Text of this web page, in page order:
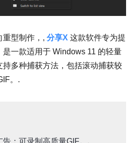
重型制作，, 分享X 这款软件专为提
一款适用于 Windows 11 的轻量
多种捕获方法，包括滚动捕获较
。.
告；可录制高质量GIF。.